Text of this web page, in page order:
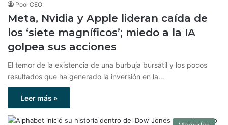
Pool CEO
Meta, Nvidia y Apple lideran caída de
los ‘siete magníficos’; miedo a la IA
golpea sus acciones
El temor de la existencia de una burbuja bursátil y los pocos
resultados que ha generado la inversión en la…
Leer más »